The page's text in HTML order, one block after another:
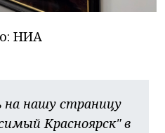
НИА
на нашу страницу
Красноярск" в